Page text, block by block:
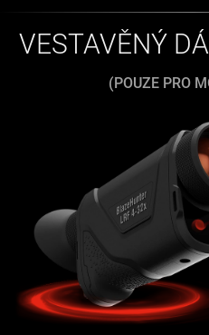
VESTAVĚNÝ
(POUZE PRO